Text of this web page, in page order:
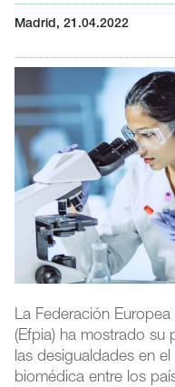
Madrid, 21.04.2022
La Federación
(Efpia) ha mostrado su
las desigualdades en
biomédica entre los